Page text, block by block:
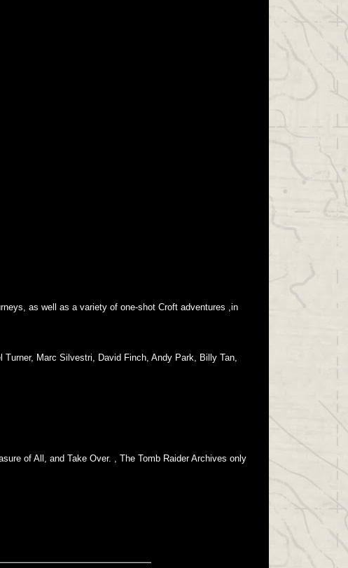
as well as a variety of one-shot Croft adventures ,in
Marc Silvestri, David Finch, Andy Park, Billy Tan,
of All, and Take Over. , The Tomb Raider Archives only